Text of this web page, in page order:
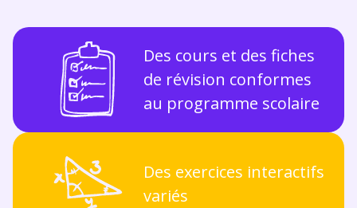
Des cours et des fiches
de révision conformes
au programme scolaire
Des exercices interactifs
variés